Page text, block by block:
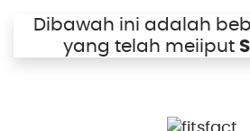
Dibawah ini adalah
yang telah meiiput